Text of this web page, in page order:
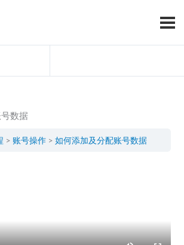
数据
账号操作 如何添加及分配账号数据